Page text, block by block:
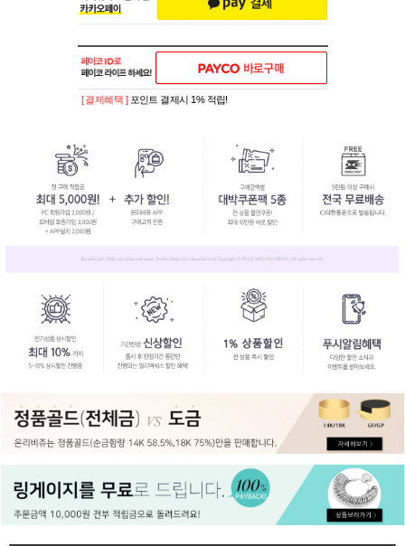
페이코 ID로
PAYCO 바로
[ 결제혜택 ] 포인트 결제시 1% 적립!